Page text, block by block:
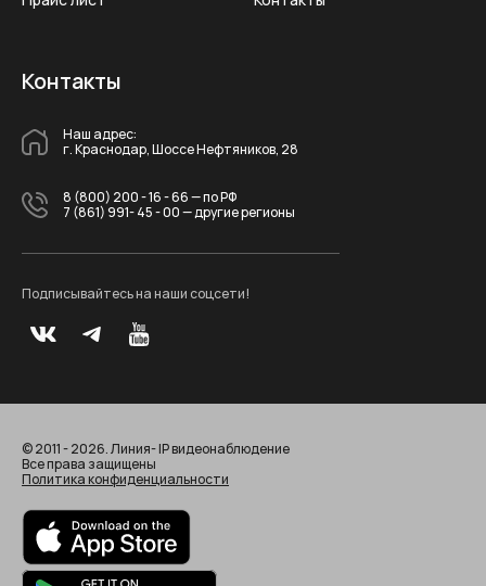
Контакты
Наш адрес:
г. Краснодар, Шоссе Нефтяников, 28
8 (800) 200 - 16 - 66— по РФ
7 (861) 991- 45 - 00— другие регионы
Подписывайтесь на наши соцсети!
© 2011 - 2026. Линия- IP видеонаблюдение
Все права защищены
Политика конфиденциальности